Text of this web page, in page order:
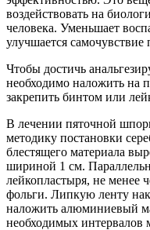
воздействовать на
человека. Уменьшает
улучшается самочувствие
Чтобы достичь
необходимо наложить на
закрепить бинтом или
В лечении пяточной
методику постановки
блестящего материала
шириной 1 см.
лейкопластыря, не
фольги. Липкую ленту
наложить алюминиевый
необходимых